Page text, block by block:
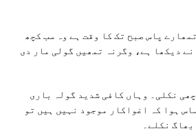
پاس صبح تک کا وقت ہے وہ سب کچھ
دیکھا ہے، وگرنہ تمھیں گولی مار دی
نکلی۔ وہاں کافی شدید گولہ باری
ہوا کہ اغواکار موجود نہیں ہیں تو
نکلے۔